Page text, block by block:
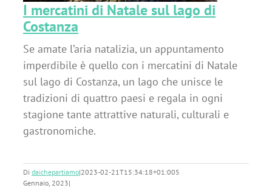
I mercatini di Natale sul lago di
Costanza
Se amate l’aria natalizia, un appuntamento
imperdibile è quello con i mercatini di Natale
sul lago di Costanza, un lago che unisce le
tradizioni di quattro paesi e regala in ogni
stagione tante attrattive naturali, culturali e
gastronomiche.
Di daichepartiamo|2023-02-21T15:34:18+01:005
Gennaio, 2023|